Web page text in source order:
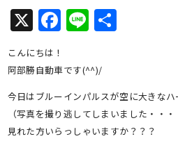
X Facebook
Line共
こんにちは！
阿部勝自動車です(^^)/
今日はブルーインパルスが空に大きなハ
（写真を撮り逃してしまいました・・・
見れた方いらっしゃいますか？？？